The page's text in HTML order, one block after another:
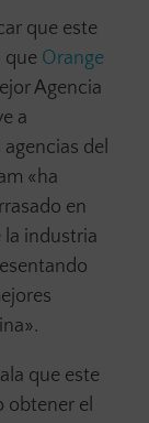
que este
que Orange
Agencia
a
del
«ha
en
la industria
que este
obtener el